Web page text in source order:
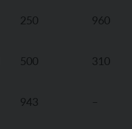
250 960
500 310
943 –